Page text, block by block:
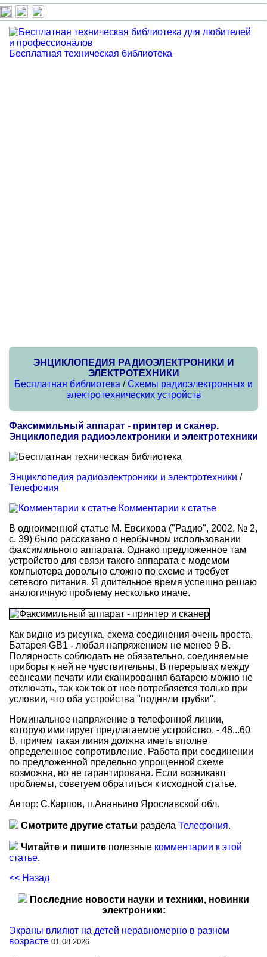
Бесплатная техническая библиотека
ЭНЦИКЛОПЕДИЯ РАДИОЭЛЕКТРОНИКИ И
ЭЛЕКТРОТЕХНИКИ
Бесплатная библиотека /Схемы радиоэлектронных и
электротехнических устройств
Факсимильный аппарат - принтер и сканер.
Энциклопедия радиоэлектроники и электротехники
Энциклопедия радиоэлектроники и электротехники /
Телефония
Комментарии к статье
В одноименной статье М. Евсикова ("Радио", 2002, № 2,
с. 39) было рассказано о необычном использовании
факсимильного аппарата. Однако предложенное там
устройство для связи такого аппарата с модемом
компьютера довольно сложно по схеме и требует
сетевого питания. Я длительное время успешно решаю
аналогичную проблему несколько иначе.
Как видно из рисунка, схема соединения очень проста.
Батарея GB1 - любая напряжением не менее 9 В.
Полярность соблюдать не обязательно, соединяемые
приборы к ней не чувствительны. В перерывах между
сеансами печати или сканирования батарею можно не
отключать, так как ток от нее потребляется только при
условии, что оба устройства "подняли трубки".
Номинальное напряжение в телефонной линии,
которую имитирует предлагаемое устройство, - 48...60
В, причем такая линия должна иметь вполне
определенное сопротивление. Работа при соединении
по предложенной предельно упрощенной схеме
возможна, но не гарантирована. Если возникают
проблемы, советуем обратиться к исходной статье.
Автор: С.Карпов, п.Ананьино Ярославской обл.
Смотрите другие статьи раздела Телефония.
Читайте и пишите полезные комментарии к этой
статье.
<< Назад
Последние новости науки и техники, новинки
электроники:
Экраны влияют на детей неравномерно в разном
возрасте 01.08.2026